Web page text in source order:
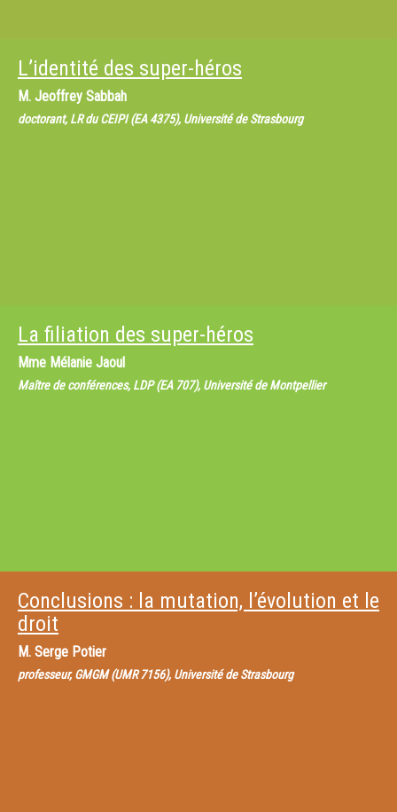
L’identité des super-héros
M. Jeoffrey Sabbah
doctorant, LR du CEIPI (EA 4375), Université de Strasbourg
La filiation des super-héros
Mme Mélanie Jaoul
Maître de conférences, LDP (EA 707), Université de Montpellier
Conclusions : la mutation, l’évolution et le
droit
M. Serge Potier
professeur, GMGM (UMR 7156), Université de Strasbourg